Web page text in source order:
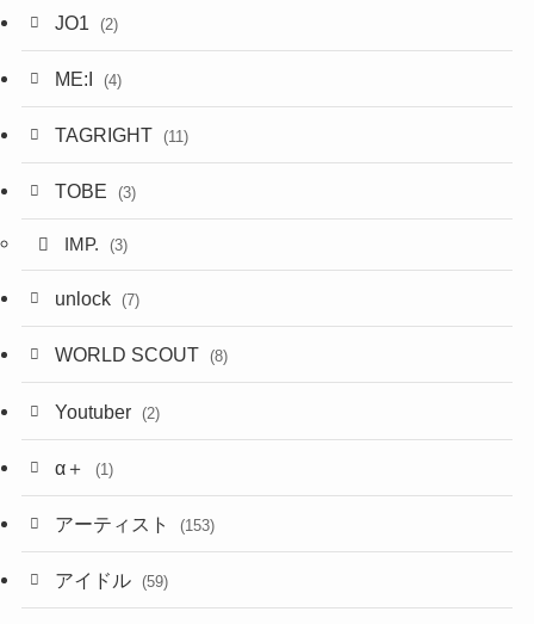
JO1 (2)
ME:I (4)
TAGRIGHT (11)
TOBE (3)
IMP. (3)
unlock (7)
WORLD SCOUT (8)
Youtuber (2)
α＋ (1)
アーティスト (153)
アイドル (59)